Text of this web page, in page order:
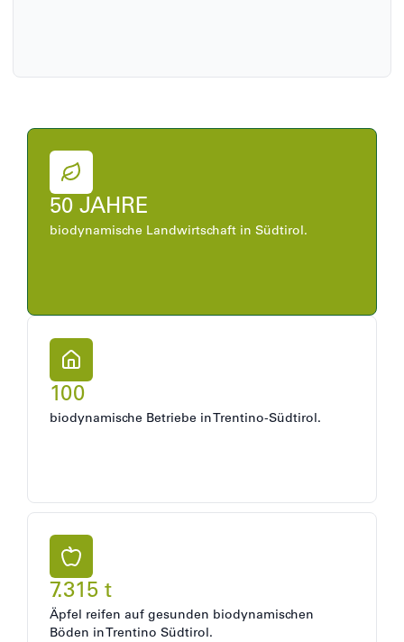
50 JAHRE
biodynamische Landwirtschaft in Südtirol.
100
biodynamische Betriebe in Trentino-Südtirol.
7.315 t
Äpfel reifen auf gesunden biodynamischen
Böden in Trentino Südtirol.